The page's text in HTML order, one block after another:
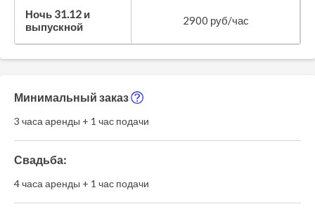
Ночь 31.12 и
выпускной
2900 руб/час
Минимальный заказ
3 часа аренды + 1 час подачи
Свадьба:
4 часа аренды + 1 час подачи